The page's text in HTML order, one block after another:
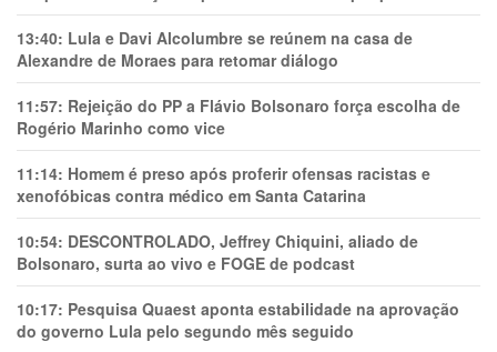
13:40: Lula e Davi Alcolumbre se reúnem na casa de
Alexandre de Moraes para retomar diálogo
11:57: Rejeição do PP a Flávio Bolsonaro força escolha de
Rogério Marinho como vice
11:14: Homem é preso após proferir ofensas racistas e
xenofóbicas contra médico em Santa Catarina
10:54: DESCONTROLADO, Jeffrey Chiquini, aliado de
Bolsonaro, surta ao vivo e FOGE de podcast
10:17: Pesquisa Quaest aponta estabilidade na aprovação
do governo Lula pelo segundo mês seguido